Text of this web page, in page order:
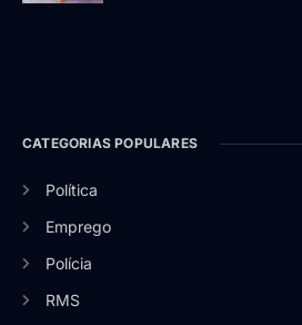
CATEGORIAS POPULARES
Política
Emprego
Polícia
RMS